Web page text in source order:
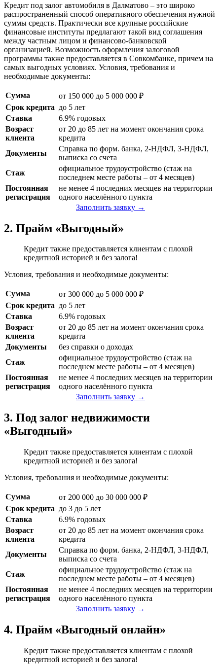
Кредит под залог автомобиля в Далматово – это широко
распространенный способ оперативного обеспечения нужной
суммы средств. Практически все крупные российские
финансовые институты предлагают такой вид соглашения
между частным лицом и финансово-банковской
организацией. Возможность оформления залоговой
программы также предоставляется в Совкомбанке, причем на
самых выгодных условиях. Условия, требования и
необходимые документы:
Сумма
от 150 000 до 5 000 000 ₽
Срок кредита до 5 лет
Ставка
6.9% годовых
Возраст
клиента
от 20 до 85 лет на момент окончания срока
кредита
Документы
Справка по форм. банка, 2-НДФЛ, 3-НДФЛ,
выписка со счета
Стаж
официальное трудоустройство (стаж на
последнем месте работы – от 4 месяцев)
Постоянная
регистрация
не менее 4 последних месяцев на территории
одного населённого пункта
Заполнить заявку →
2. Прайм «Выгодный»
Кредит также предоставляется клиентам с плохой
кредитной историей и без залога!
Условия, требования и необходимые документы:
Сумма
от 300 000 до 5 000 000 ₽
Срок кредита до 5 лет
Ставка
6.9% годовых
Возраст
клиента
от 20 до 85 лет на момент окончания срока
кредита
Документы
без справки о доходах
Стаж
официальное трудоустройство (стаж на
последнем месте работы – от 4 месяцев)
Постоянная
регистрация
не менее 4 последних месяцев на территории
одного населённого пункта
Заполнить заявку →
3. Под залог недвижимости
«Выгодный»
Кредит также предоставляется клиентам с плохой
кредитной историей и без залога!
Условия, требования и необходимые документы:
Сумма
от 200 000 до 30 000 000 ₽
Срок кредита до 3 до 5 лет
Ставка
6.9% годовых
Возраст
клиента
от 20 до 85 лет на момент окончания срока
кредита
Документы
Справка по форм. банка, 2-НДФЛ, 3-НДФЛ,
выписка со счета
Стаж
официальное трудоустройство (стаж на
последнем месте работы – от 4 месяцев)
Постоянная
регистрация
не менее 4 последних месяцев на территории
одного населённого пункта
Заполнить заявку →
4. Прайм «Выгодный онлайн»
Кредит также предоставляется клиентам с плохой
кредитной историей и без залога!